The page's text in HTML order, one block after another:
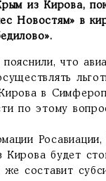
из Кирова,
Новостям» в
что
в
по этому
Росавиации,
будет
же составит